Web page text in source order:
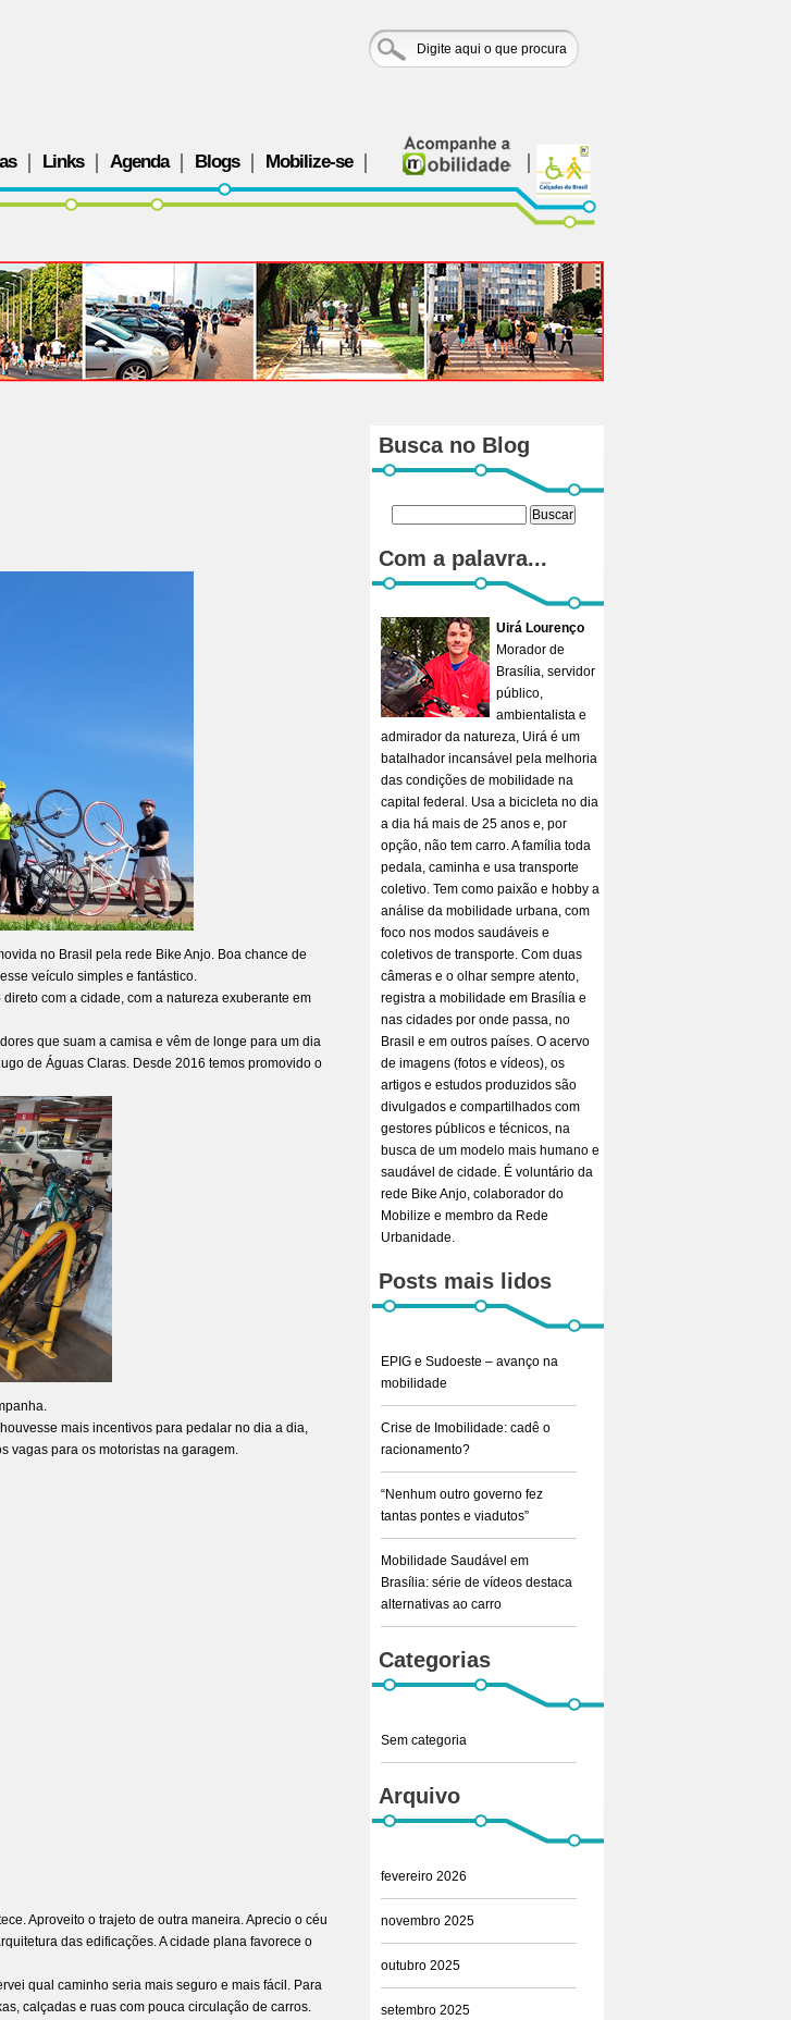
Links Agenda Blogs Mobilize-se
no Brasil pela rede Bike Anjo. Boa chance de
veículo simples e fantástico.
com a cidade, com a natureza exuberante em
que suam a camisa e vêm de longe para um dia
de Águas Claras. Desde 2016 temos promovido o
mais incentivos para pedalar no dia a dia,
vagas para os motoristas na garagem.
Aproveito o trajeto de outra maneira. Aprecio o céu
das edificações. A cidade plana favorece o
qual caminho seria mais seguro e mais fácil. Para
calçadas e ruas com pouca circulação de carros.
Busca no Blog
Com a palavra...
Uirá Lourenço
Morador de
Brasília, servidor
público,
ambientalista e
admirador da natureza, Uirá é um
batalhador incansável pela melhoria
das condições de mobilidade na
capital federal. Usa a bicicleta no dia
a dia há mais de 25 anos e, por
opção, não tem carro. A família toda
pedala, caminha e usa transporte
coletivo. Tem como paixão e hobby a
análise da mobilidade urbana, com
foco nos modos saudáveis e
coletivos de transporte. Com duas
câmeras e o olhar sempre atento,
registra a mobilidade em Brasília e
nas cidades por onde passa, no
Brasil e em outros países. O acervo
de imagens (fotos e vídeos), os
artigos e estudos produzidos são
divulgados e compartilhados com
gestores públicos e técnicos, na
busca de um modelo mais humano e
saudável de cidade. É voluntário da
rede Bike Anjo, colaborador do
Mobilize e membro da Rede
Urbanidade.
Posts mais lidos
EPIG e Sudoeste – avanço na
mobilidade
Crise de Imobilidade: cadê o
racionamento?
“Nenhum outro governo fez
tantas pontes e viadutos”
Mobilidade Saudável em
Brasília: série de vídeos destaca
alternativas ao carro
Categorias
Sem categoria
Arquivo
fevereiro 2026
novembro 2025
outubro 2025
setembro 2025